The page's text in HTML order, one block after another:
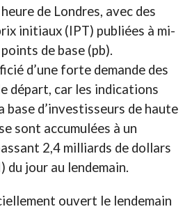
de Londres, avec des
initiaux (IPT) publiées à mi-
de base (pb).
d’une forte demande des
départ, car les indications
base d’investisseurs de haute
sont accumulées à un
2,4 milliards de dollars
jour au lendemain.
ouvert le lendemain